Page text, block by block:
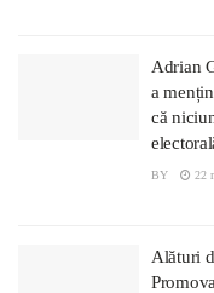
Adrian
a
că
BY 22
Alături